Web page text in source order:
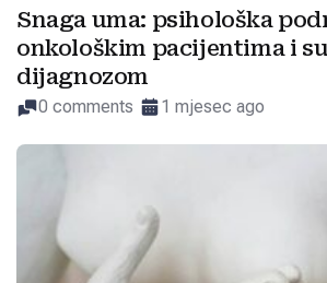
Snaga uma: psihološka
onkološkim pacijentima i
dijagnozom
0 comments 1 mjesec ago